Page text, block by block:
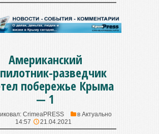
Американский
разведчик
побережье Крыма
— 1
CrimeaPRESS в Актуально
14:57
21.04.2021